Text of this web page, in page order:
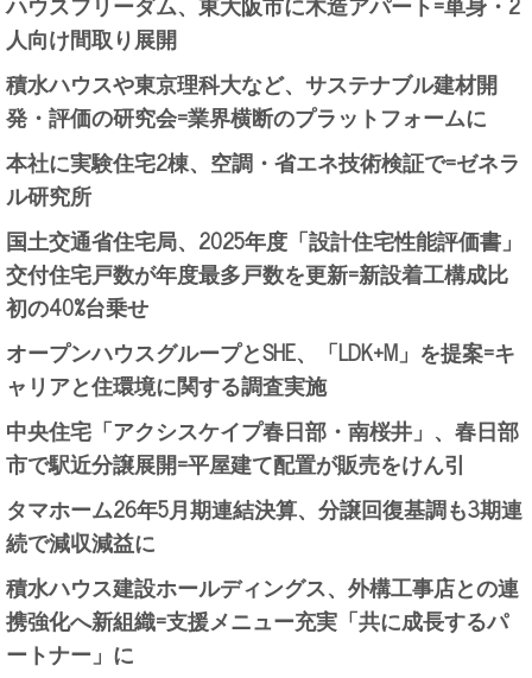
人向け間取り展開
積水ハウスや東京理科大など、サステナブル建材開
発・評価の研究会=業界横断のプラットフォームに
本社に実験住宅2棟、空調・省エネ技術検証で=ゼネラ
ル研究所
国土交通省住宅局、2025年度「設計住宅性能評価書」
交付住宅戸数が年度最多戸数を更新=新設着工構成比
初の40%台乗せ
オープンハウスグループとSHE、「LDK+M」を提案=キ
ャリアと住環境に関する調査実施
中央住宅「アクシスケイプ春日部・南桜井」、春日部
市で駅近分譲展開=平屋建て配置が販売をけん引
タマホーム26年5月期連結決算、分譲回復基調も3期連
続で減収減益に
積水ハウス建設ホールディングス、外構工事店との連
携強化へ新組織=支援メニュー充実「共に成長するパ
ートナー」に